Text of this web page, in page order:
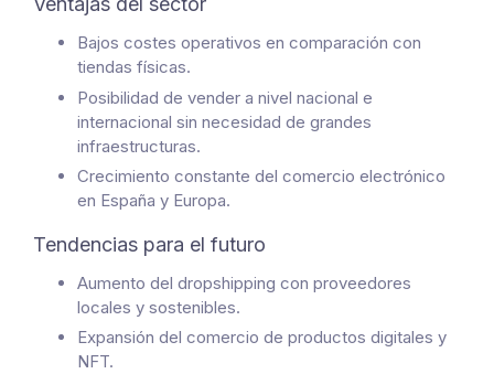
Bajos costes operativos en comparación con
tiendas físicas.
Posibilidad de vender a nivel nacional e
internacional sin necesidad de grandes
infraestructuras.
Crecimiento constante del comercio electrónico
en España y Europa.
Tendencias para el futuro
Aumento del dropshipping con proveedores
locales y sostenibles.
Expansión del comercio de productos digitales y
NFT.